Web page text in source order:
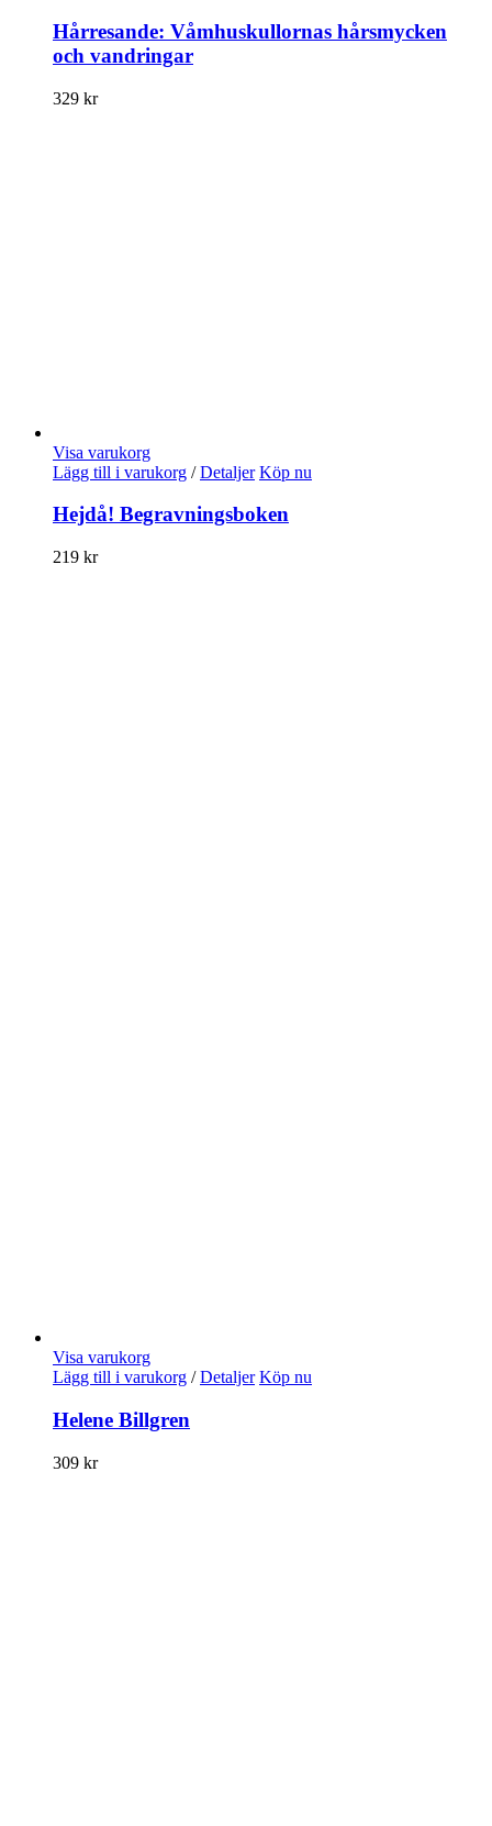
Hårresande: Våmhuskullornas hårsmycken
och vandringar
329 kr
Visa varukorg
Lägg till i varukorg / Detaljer Köp nu
Hejdå! Begravningsboken
219 kr
Visa varukorg
Lägg till i varukorg / Detaljer Köp nu
Helene Billgren
309 kr